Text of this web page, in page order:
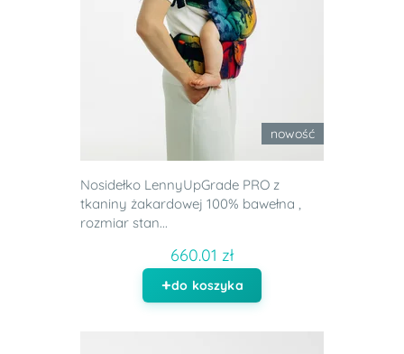
nowość
Nosidełko LennyUpGrade PRO z
tkaniny żakardowej 100% bawełna ,
rozmiar stan...
660.01 zł
do koszyka